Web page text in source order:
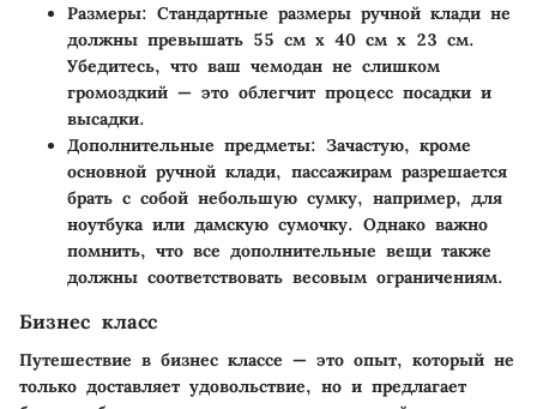
Размеры: Стандартные размеры ручной клади не
должны превышать 55 см х 40 см х 23 см.
Убедитесь, что ваш чемодан не слишком
громоздкий — это облегчит процесс посадки и
высадки.
Дополнительные предметы: Зачастую, кроме
основной ручной клади, пассажирам разрешается
брать с собой небольшую сумку, например, для
ноутбука или дамскую сумочку. Однако важно
помнить, что все дополнительные вещи также
должны соответствовать весовым ограничениям.
Бизнес класс
Путешествие в бизнес классе — это опыт, который не
только доставляет удовольствие, но и предлагает